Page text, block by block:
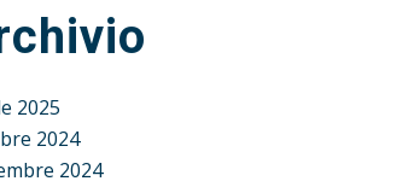
2025
2024
2024